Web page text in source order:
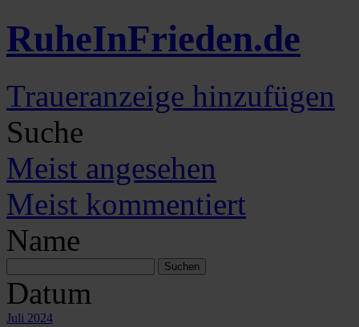
RuheInFrieden.de
Traueranzeige hinzufügen
Suche
Meist angesehen
Meist kommentiert
Name
Datum
Juli 2024